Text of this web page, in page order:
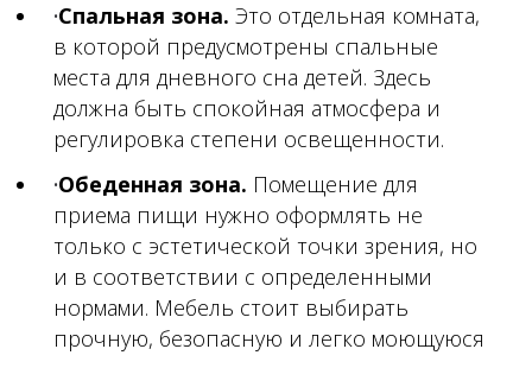
Спальная зона. Это отдельная комната,
в которой предусмотрены спальные
места для дневного сна детей. Здесь
должна быть спокойная атмосфера и
регулировка степени освещенности.
Обеденная зона. Помещение для
приема пищи нужно оформлять не
только с эстетической точки зрения, но
и в соответствии с определенными
нормами. Мебель стоит выбирать
прочную, безопасную и легко моющуюся